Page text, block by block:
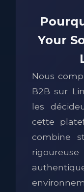
Your
Nous
B2B sur
les
cette
combine